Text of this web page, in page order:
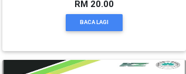
RM 20.00